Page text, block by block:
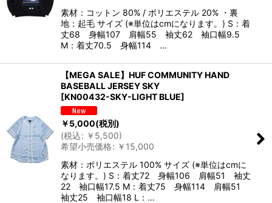
素材：コットン 80% / ポリエステル 20% ・裏
地：起毛 サイズ (※単位はcmになります。) S：着
丈68 身幅107 肩幅55 袖丈62 袖口幅9.5
M：着丈70.5 身幅114 …
【MEGA SALE】HUF COMMUNITY HAND
BASEBALL JERSEY SKY
[KN00432-SKY-LIGHT BLUE]
￥5,000(税別)
(税込: ￥ 5,500)
希望小売価格: ￥ 15,000
素材：ポリエステル 100% サイズ (※単位はcmに
なります。) S：着丈72 身幅106 肩幅51 袖丈
22 袖口幅17.5 M：着丈75 身幅114 肩幅51
袖丈25 袖口幅18 L：…